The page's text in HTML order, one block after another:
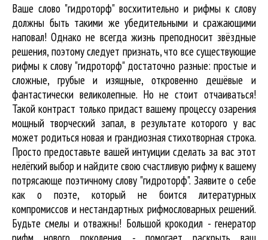
Ваше слово "гидроторф" восхитительно и рифмы к слову
должны быть такими же убедительными и сражающими
наповал! Однако не всегда жизнь преподносит звёздные
решения, поэтому следует признать, что все существующие
рифмы к слову "гидроторф" достаточно разные: простые и
сложные, грубые и изящные, откровенно дешёвые и
фантастически великолепные. Но не стоит отчаиваться!
Такой контраст только придаст вашему процессу озарения
мощный творческий запал, в результате которого у вас
может родиться новая и грандиозная стихотворная строка.
Просто предоставьте вашей интуиции сделать за вас этот
нелёгкий выбор и найдите свою счастливую рифму к вашему
потрясающе поэтичному слову "гидроторф". Заявите о себе
как о поэте, который не боится литературных
компромиссов и нестандартных рифмословарных решений.
Будьте смелы и отважны! Большой крокодил - генератор